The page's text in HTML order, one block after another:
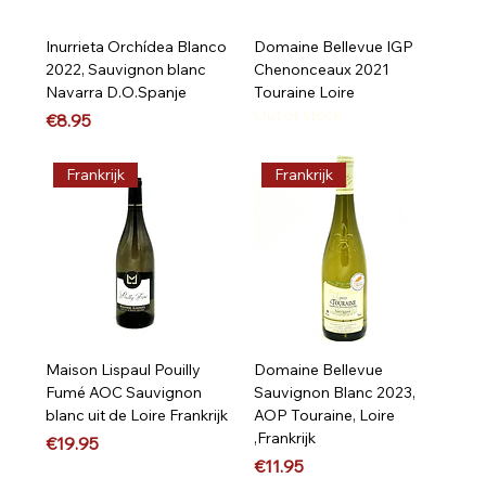
Inurrieta Orchídea Blanco
2022, Sauvignon blanc
Navarra D.O.Spanje
Price
€8.95
Domaine Bellevue IGP
Chenonceaux 2021
Touraine Loire
Frankrijk
Maison Lispaul Pouilly
Fumé AOC Sauvignon
blanc uit de Loire Frankrijk
Price
€19.95
Frankrijk
Domaine Bellevue
Sauvignon Blanc 2023,
AOP Touraine, Loire
,Frankrijk
Price
€11.95